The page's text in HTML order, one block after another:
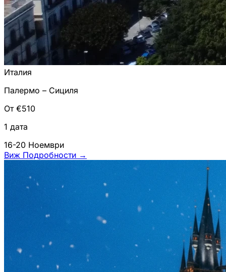
Италия
Палермо – Сициля
От €510
1 дата
16-20 Ноември
Виж Подробности →